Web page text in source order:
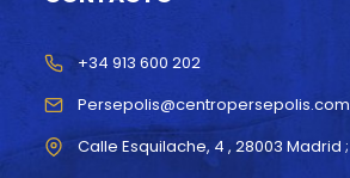
Persepolis@centropersepolis.com
+34 913 600 202